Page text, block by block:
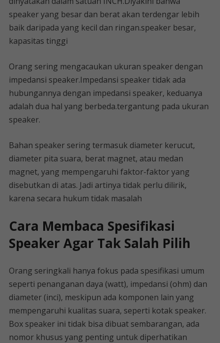
speaker yang besar dan berat akan terdengar lebih
baik daripada yang kecil dan ringan.speaker besar,
kapasitas tinggi
Orang sering mengacaukan ukuran speaker dengan
impedansi speaker.Impedansi speaker tidak ada
hubungannya dengan impedansi speaker, keduanya
adalah dua hal yang berbeda.tergantung pada ukuran
speaker.
Bahan speaker sering termasuk diameter kerucut,
diameter pita suara, berat magnet, atau medan
magnet, yang mempengaruhi faktor-faktor yang
disebutkan di atas. Jadi artinya tidak perlu dilirik,
karena secara hukum tidak masalah
Cara Membaca Spesifikasi
Speaker Agar Tak Salah Pilih
Orang seringkali hanya fokus pada spesifikasi umum
seperti penanganan daya (watt), impedansi (ohm) dan
diameter (inci), meskipun ada komponen lain yang
mempengaruhi kualitas suara, seperti kotak speaker.
Box speaker ini tidak bisa dibuat sembarangan, ada
nomor khusus yang penting untuk diperhatikan